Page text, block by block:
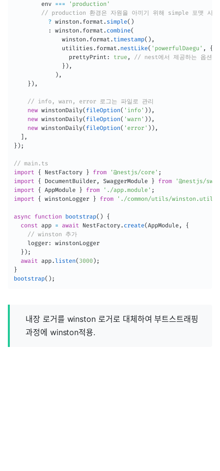
        env
===
'production'
// production 환경은 자원을 아끼기 위해 simple 포맷 사용
? winston . format . simple( )
:
winston . format . combine(
              winston
. format . timestamp( ) ,
              utilities
. format . nestLike( 'powerfulDaegu' ,
{
                prettyPrint
: true,
// nest에서 제공하는 옵션.
} ) ,
) ,
} ) ,
// info, warn, error 로그는 파일로 관리
new winstonDaily( fileOption( 'info' ) ) ,
new winstonDaily( fileOption( 'warn' ) ) ,
new winstonDaily( fileOption( 'error' ) ) ,
,
} ) ;
// main.ts
import
{ NestFactory } from '@nestjs/core' ;
import
{ DocumentBuilder, SwaggerModule } from
'@nestjs/
import
{ AppModule } from './app.module' ;
import
{ winstonLogger } from './common/utils/winston.util'
async function bootstrap( )
{
const app = await NestFactory. create(AppModule,
{
// winston 추가
    logger
:
winstonLogger
} ) ;
await app.listen( 3000 ) ;
}
bootstrap( ) ;
내장 로거를 winston 로거로 대체하여 부트스트래핑
과정에 winston적용.